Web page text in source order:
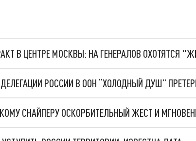
В ЦЕНТРЕ МОСКВЫ: НА ГЕНЕРАЛОВ ОХОТЯТСЯ
РОССИИ В ООН “ХОЛОДНЫЙ ДУШ”